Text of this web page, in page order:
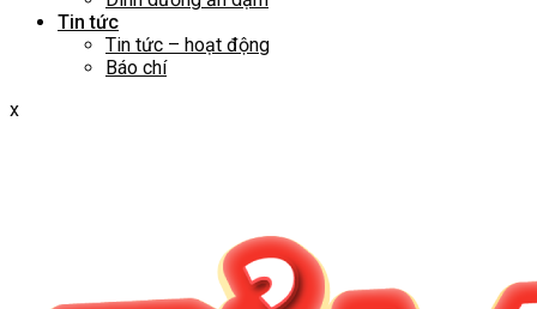
Tin tức
Tin tức – hoạt động
Báo chí
x